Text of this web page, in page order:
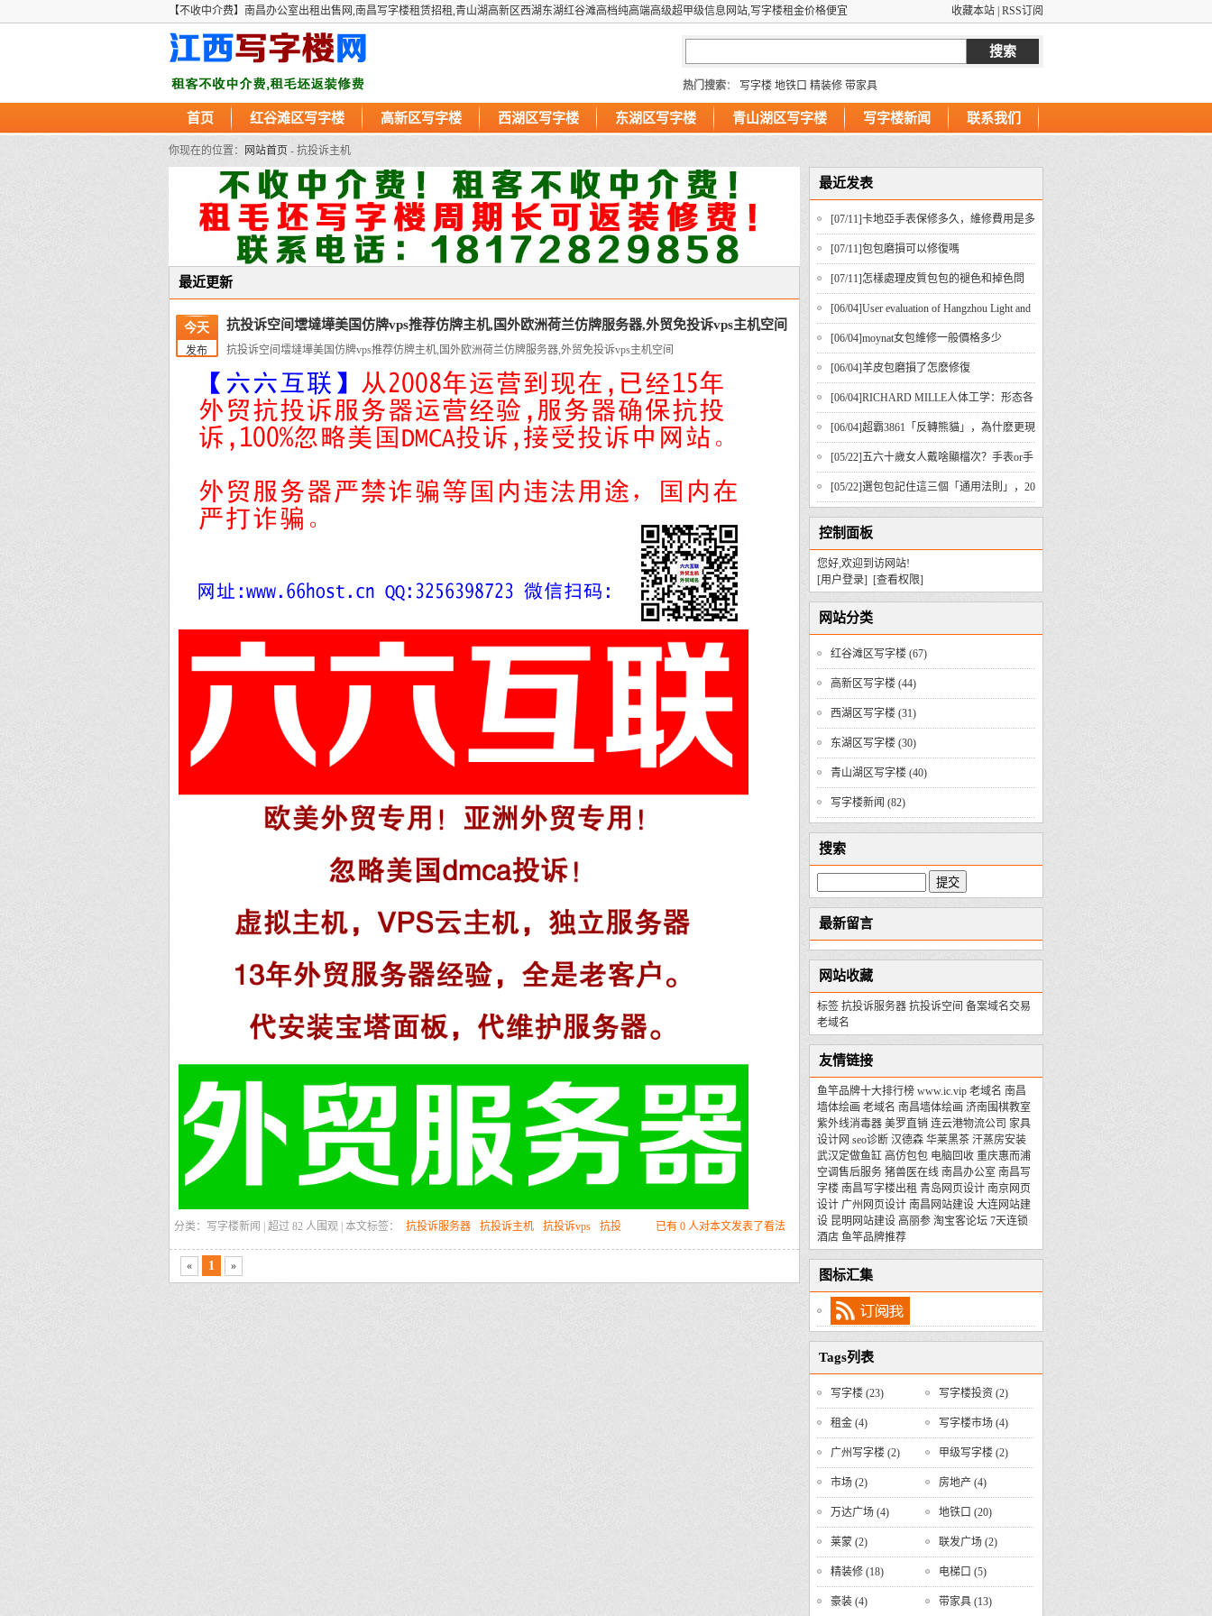
收藏本站 RSS订阅
【不收中介费】南昌办公室出租出售网,南昌写字楼租赁招租,青山湖高新区西湖东湖红谷滩高档纯高端高级超甲级信息网站,写字楼租金价格便宜
热门搜索： 写字楼 地铁口 精装修 带家具
首页 红谷滩区写字楼 高新区写字楼 西湖区写字楼 东湖区写字楼 青山湖区写字楼 写字楼新闻 联系我们
你现在的位置： 网站首页 - 抗投诉主机
最近更新
今天
发布
抗投诉空间墵墶墷美国仿牌vps推荐仿牌主机,国外欧洲荷兰仿牌服务器,外贸免投诉vps主机空间
抗投诉空间墵墶墷美国仿牌vps推荐仿牌主机,国外欧洲荷兰仿牌服务器,外贸免投诉vps主机空间
已有 0 人对本文发表了看法
分类：写字楼新闻 | 超过 82 人围观 | 本文标签： 抗投诉服务器 抗投诉主机 抗投诉vps
抗投
主机
美国抗投诉空间
« 1 »
最近发表
[07/11]​卡地亞手表保修多久，維修費用是多
少？
[07/11]​包包磨損可以修復嗎
[07/11]​怎樣處理皮質包包的褪色和掉色問
題？
[06/04]User evaluation of Hangzhou Light and
Shadow Wedding Photography
[06/04]​moynat女包維修一般價格多少
[06/04]羊皮包磨損了怎麽修復
[06/04]RICHARD MILLE人体工学：形态各
异，贴合始终
[06/04]超霸3861「反轉熊貓」，為什麽更現
代、更豪華？
[05/22]五六十歲女人戴啥顯檔次？手表or手
鐲，這些技巧要知道！
[05/22]選包包記住這三個「通用法則」，20
到50歲都實用
控制面板
您好,欢迎到访网站!
[用户登录] [查看权限]
网站分类
红谷滩区写字楼 (67)
高新区写字楼 (44)
西湖区写字楼 (31)
东湖区写字楼 (30)
青山湖区写字楼 (40)
写字楼新闻 (82)
搜索
最新留言
网站收藏
标签 抗投诉服务器 抗投诉空间 备案域名交易
老域名
友情链接
鱼竿品牌十大排行榜 www.ic.vip 老域名 南昌
墙体绘画 老域名 南昌墙体绘画 济南围棋教室
紫外线消毒器 美罗直销 连云港物流公司 家具
设计网 seo诊断 汉德森 华莱黑茶 汗蒸房安装
武汉定做鱼缸 高仿包包 电脑回收 重庆惠而浦
空调售后服务 猪兽医在线 南昌办公室 南昌写
字楼 南昌写字楼出租 青岛网页设计 南京网页
设计 广州网页设计 南昌网站建设 大连网站建
设 昆明网站建设 高丽参 淘宝客论坛 7天连锁
酒店 鱼竿品牌推荐
图标汇集
Tags列表
写字楼 (23) 写字楼投资 (2)
租金 (4) 写字楼市场 (4)
广州写字楼 (2) 甲级写字楼 (2)
市场 (2) 房地产 (4)
万达广场 (4) 地铁口 (20)
莱蒙 (2) 联发广场 (2)
精装修 (18) 电梯口 (5)
豪装 (4) 带家具 (13)